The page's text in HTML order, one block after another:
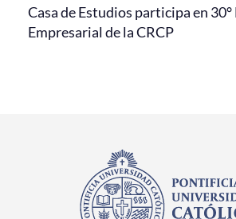
Casa de Estudios participa en
Empresarial de la CRCP